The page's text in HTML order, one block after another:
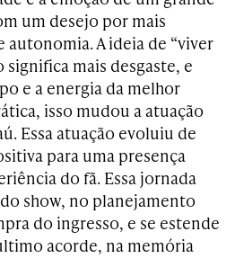
um desejo por mais
A ideia de “viver
mais desgaste, e
e a energia da melhor
isso mudou a atuação
Essa atuação evoluiu de
para uma presença
do fã. Essa jornada
show, no planejamento
do ingresso, e se estende
acorde, na memória